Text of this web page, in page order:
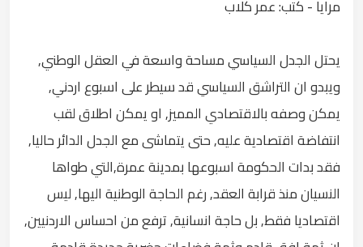
مرايا - كتب: عمر كلاب
يحتل الجدل السياسي مساحة واسعة في العقل الوطني,
ويبدو ان التراشق السياسي قد سيطر على اسبوع اردني,
يمكن وصفه بالاقتصادي المميز, او يمكن اطلاق لقب
انتفاضة اقتصادية عليه, حتى يتماشى مع الجدل الدائر حاليا,
فقد بدات الحكومة اسبوعها بمدينة عمرة,التي طواها
النسيان منذ قرابة العقد, رغم الحاجة الوطنية اليها, ليس
اقتصاديا فقط, بل حاجة انسانية, ترفع من احساس الاردنيين,